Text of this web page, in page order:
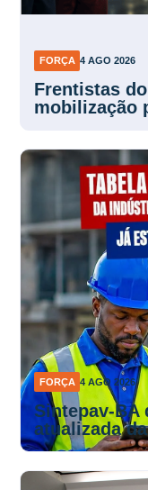
FORÇA 4 AGO 2026
Frentistas
mobilização
FORÇA 4 AGO 2026
Sintepav-BA
atualizada